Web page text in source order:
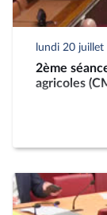
lundi 20 juillet
2ème
agricoles